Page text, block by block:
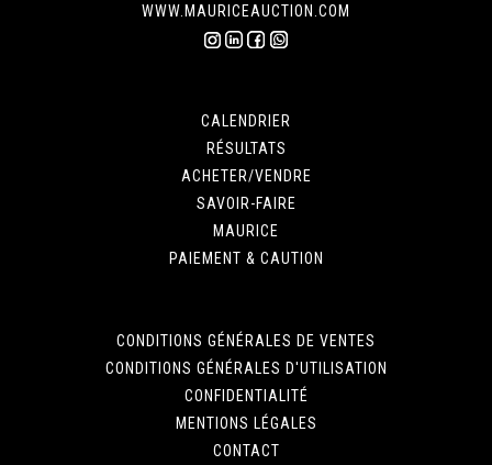
WWW.MAURICEAUCTION.COM
CALENDRIER
RÉSULTATS
ACHETER/VENDRE
SAVOIR-FAIRE
MAURICE
PAIEMENT & CAUTION
CONDITIONS GÉNÉRALES DE VENTES
CONDITIONS GÉNÉRALES D'UTILISATION
CONFIDENTIALITÉ
MENTIONS LÉGALES
CONTACT